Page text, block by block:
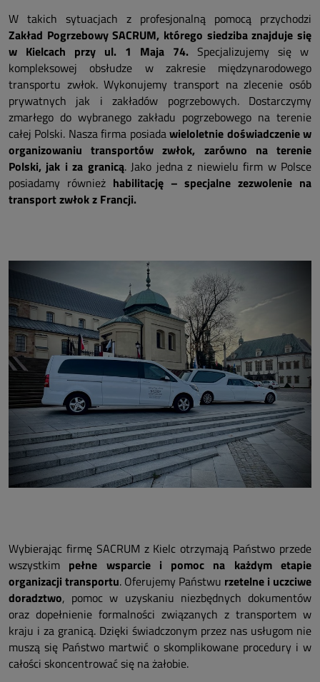
W takich sytuacjach z profesjonalną pomocą przychodzi
Zakład Pogrzebowy SACRUM, którego siedziba znajduje się
w Kielcach przy ul. 1 Maja 74. Specjalizujemy się w
kompleksowej obsłudze w zakresie międzynarodowego
transportu zwłok. Wykonujemy transport na zlecenie osób
prywatnych jak i zakładów pogrzebowych. Dostarczymy
zmarłego do wybranego zakładu pogrzebowego na terenie
całej Polski. Nasza firma posiadawieloletnie doświadczenie w
organizowaniu transportów zwłok, zarówno na terenie
Polski, jak i za granicą. Jako jedna z niewielu firm w Polsce
posiadamy również habilitację – specjalne zezwolenie na
transport zwłok z Francji.
Wybierając firmę SACRUM z Kielc otrzymają Państwo przede
wszystkim pełne wsparcie i pomoc na każdym etapie
organizacji transportu. Oferujemy Państwu rzetelne i uczciwe
doradztwo, pomoc w uzyskaniu niezbędnych dokumentów
oraz dopełnienie formalności związanych z transportem w
kraju i za granicą. Dzięki świadczonym przez nas usługom nie
muszą się Państwo martwić o skomplikowane procedury i w
całości skoncentrować się na żałobie.